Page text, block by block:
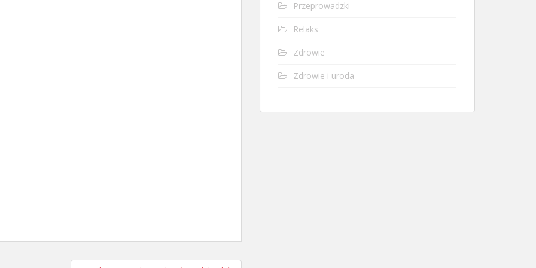
Przeprowadzki
Relaks
Zdrowie
Zdrowie i uroda